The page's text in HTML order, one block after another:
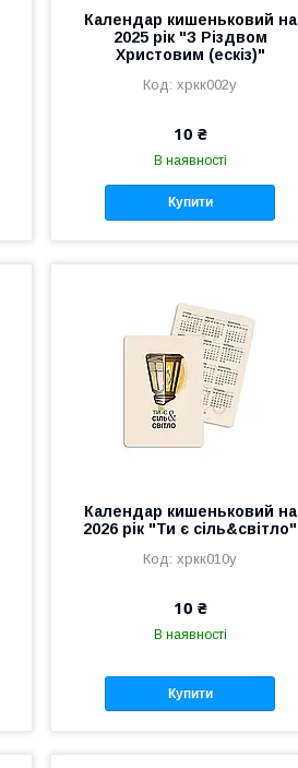
Календар кишеньковий на
2025 рік "З Різдвом
Христовим (ескіз)"
хркк002у
10 ₴
В наявності
Купити
Календар кишеньковий на
2026 рік "Ти є сіль&світло"
хркк010у
10 ₴
В наявності
Купити